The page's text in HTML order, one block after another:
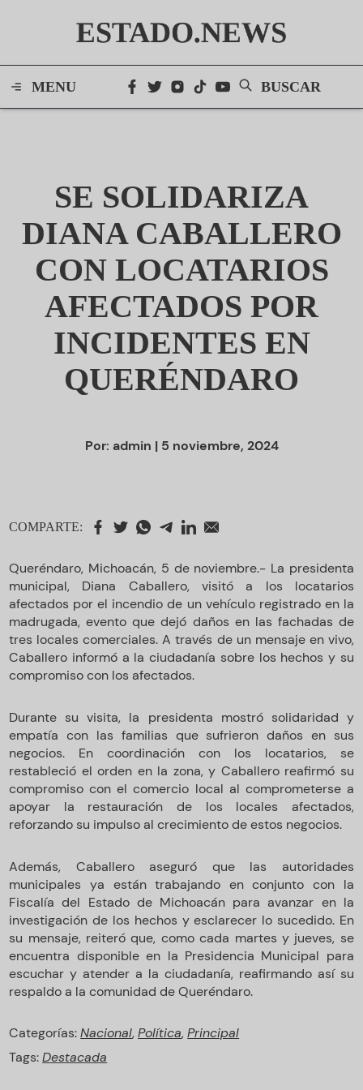
ESTADO.NEWS
MENU BUSCAR
SE SOLIDARIZA
DIANA CABALLERO
CON LOCATARIOS
AFECTADOS POR
INCIDENTES EN
QUERÉNDARO
Por: admin | 5 noviembre, 2024
COMPARTE:
Queréndaro, Michoacán, 5 de noviembre.- La presidenta
municipal, Diana Caballero, visitó a los locatarios
afectados por el incendio de un vehículo registrado en la
madrugada, evento que dejó daños en las fachadas de
tres locales comerciales. A través de un mensaje en vivo,
Caballero informó a la ciudadanía sobre los hechos y su
compromiso con los afectados.
Durante su visita, la presidenta mostró solidaridad y
empatía con las familias que sufrieron daños en sus
negocios. En coordinación con los locatarios, se
restableció el orden en la zona, y Caballero reafirmó su
compromiso con el comercio local al comprometerse a
apoyar la restauración de los locales afectados,
reforzando su impulso al crecimiento de estos negocios.
Además, Caballero aseguró que las autoridades
municipales ya están trabajando en conjunto con la
Fiscalía del Estado de Michoacán para avanzar en la
investigación de los hechos y esclarecer lo sucedido. En
su mensaje, reiteró que, como cada martes y jueves, se
encuentra disponible en la Presidencia Municipal para
escuchar y atender a la ciudadanía, reafirmando así su
respaldo a la comunidad de Queréndaro.
Categorías:Nacional,Política,Principal
Tags:Destacada